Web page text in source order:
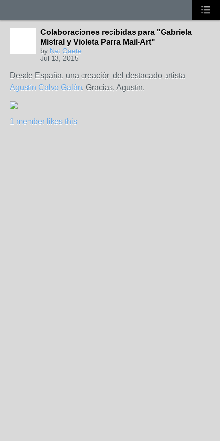
Colaboraciones recibidas para "Gabriela
Mistral y Violeta Parra Mail-Art"
by Nat Gaete
Jul 13, 2015
Desde España, una creación del destacado artista
Agustín Calvo Galán. Gracias, Agustín.
1 member likes this